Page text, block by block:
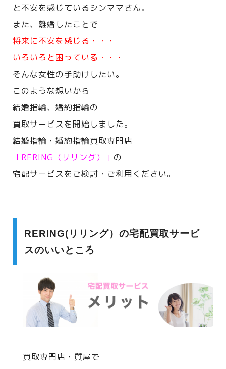
と不安を感じているシンママさん。
また、離婚したことで
将来に不安を感じる・・・
いろいろと困っている・・・
そんな女性の手助けしたい。
このような想いから
結婚指輪、婚約指輪の
買取サービスを開始しました。
結婚指輪・婚約指輪買取専門店
「RERING（リリング）」 の
宅配サービスをご検討・ご利用ください。
RERING(リリング）の宅配買取サービ
スのいいところ
買取専門店・質屋で